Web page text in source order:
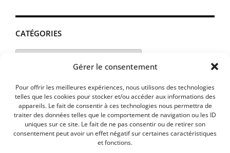
Gérer le consentement
Pour offrir les meilleures expériences, nous utilisons des technologies
telles que les cookies pour stocker et/ou accéder aux informations des
appareils. Le fait de consentir à ces technologies nous permettra de
traiter des données telles que le comportement de navigation ou les ID
uniques sur ce site. Le fait de ne pas consentir ou de retirer son
consentement peut avoir un effet négatif sur certaines caractéristiques
et fonctions.
CATÉGORIES
Catégories